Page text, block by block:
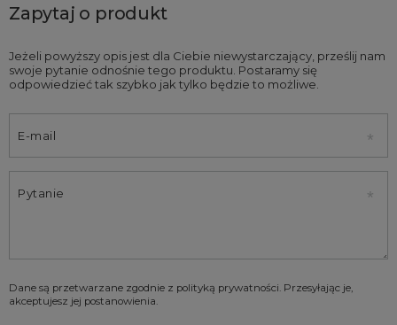
Zapytaj o produkt
Jeżeli powyższy opis jest dla Ciebie niewystarczający, prześlij nam
swoje pytanie odnośnie tego produktu. Postaramy się
odpowiedzieć tak szybko jak tylko będzie to możliwe.
E-mail
Pytanie
Dane są przetwarzane zgodnie z polityką prywatności. Przesyłając je,
akceptujesz jej postanowienia.